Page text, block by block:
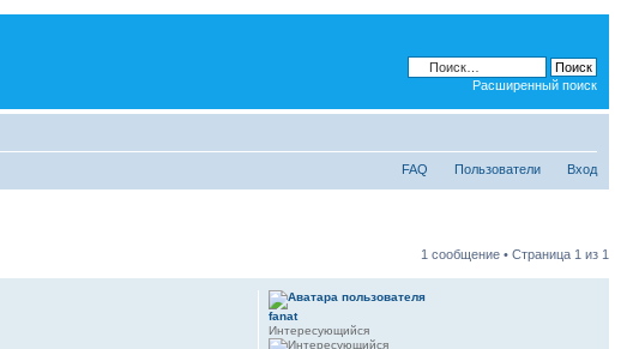
Расширенный поиск
FAQ Пользователи Вход
1 сообщение • Страница 1 из 1
fanat
Интересующийся